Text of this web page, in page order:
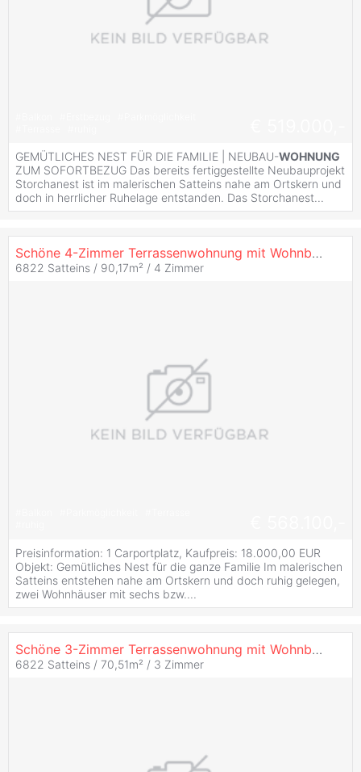
GEMÜTLICHES NEST FÜR DIE FAMILIE | NEUBAU-WOHNUNG
ZUM SOFORTBEZUG Das bereits fertiggestellte Neubauprojekt
Storchanest ist im malerischen Satteins nahe am Ortskern und
doch in herrlicher Ruhelage entstanden. Das Storchanest...
Schöne 4-Zimmer Terrassenwohnung mit Wohnbauförderung (Top B3)
6822 Satteins / 90,17m² / 4 Zimmer
Preisinformation: 1 Carportplatz, Kaufpreis: 18.000,00 EUR
Objekt: Gemütliches Nest für die ganze Familie Im malerischen
Satteins entstehen nahe am Ortskern und doch ruhig gelegen,
zwei Wohnhäuser mit sechs bzw....
Schöne 3-Zimmer Terrassenwohnung mit Wohnbauförderung (Top A2)
6822 Satteins / 70,51m² / 3 Zimmer